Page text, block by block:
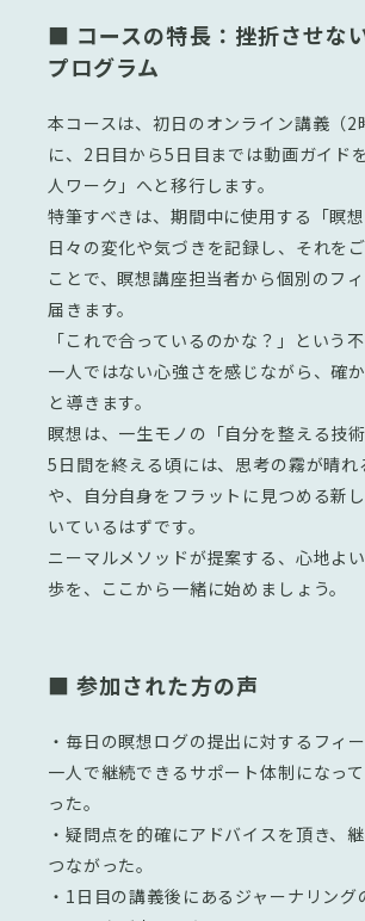
■ コースの特長：挫折させな
プログラム
本コースは、初日のオンライン講義（2
に、2日目から5日目までは動画ガイド
人ワーク」へと移行します。
特筆すべきは、期間中に使用する「瞑想
日々の変化や気づきを記録し、それを
ことで、瞑想講座担当者から個別のフ
届きます。
「これで合っているのかな？」という
一人ではない心強さを感じながら、確
と導きます。
瞑想は、一生モノの「自分を整える技術
5日間を終える頃には、思考の霧が晴れ
や、自分自身をフラットに見つめる新
いているはずです。
ニーマルメソッドが提案する、心地よ
歩を、ここから一緒に始めましょう。
■ 参加された方の声
・毎日の瞑想ログの提出に対するフィ
一人で継続できるサポート体制になっ
った。
・疑問点を的確にアドバイスを頂き、
つながった。
・1日目の講義後にあるジャーナリング